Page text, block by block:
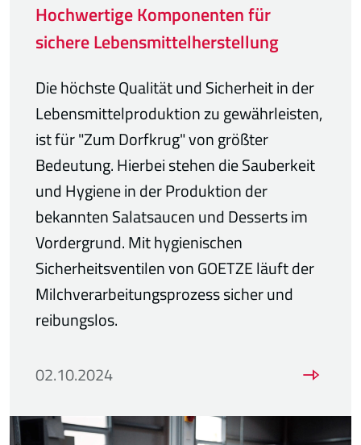
Hochwertige Komponenten für
sichere Lebensmittelherstellung
Die höchste Qualität und Sicherheit in der
Lebensmittelproduktion zu gewährleisten,
ist für "Zum Dorfkrug" von größter
Bedeutung. Hierbei stehen die Sauberkeit
und Hygiene in der Produktion der
bekannten Salatsaucen und Desserts im
Vordergrund. Mit hygienischen
Sicherheitsventilen von GOETZE läuft der
Milchverarbeitungsprozess sicher und
reibungslos.
02.10.2024